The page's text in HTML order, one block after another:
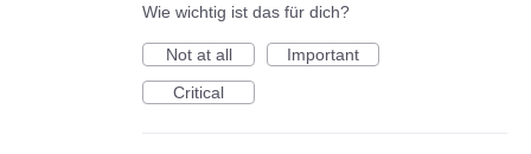
Wie wichtig ist das für dich?
Not at all
Important
Critical